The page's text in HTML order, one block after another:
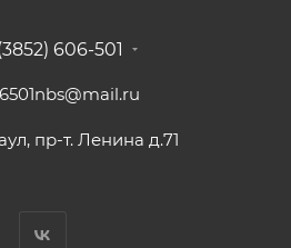
606-501
пр-т. Ленина д.71